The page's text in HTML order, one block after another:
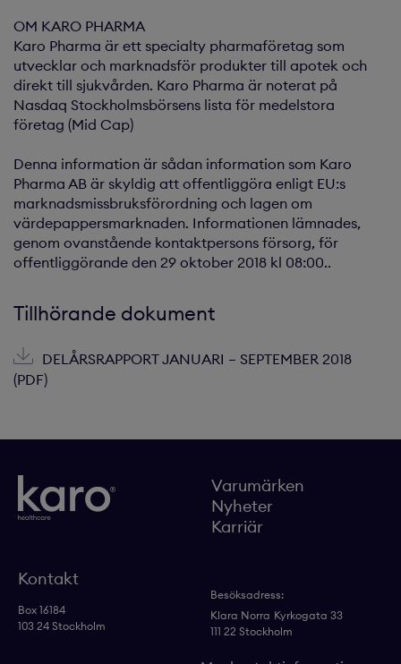
OM KARO PHARMA
Karo Pharma är ett specialty pharmaföretag som
utvecklar och marknadsför produkter till apotek och
direkt till sjukvården. Karo Pharma är noterat på
Nasdaq Stockholmsbörsens lista för medelstora
företag (Mid Cap)
Denna information är sådan information som Karo
Pharma AB är skyldig att offentliggöra enligt EU:s
marknadsmissbruksförordning och lagen om
värdepappersmarknaden. Informationen lämnades,
genom ovanstående kontaktpersons försorg, för
offentliggörande den 29 oktober 2018 kl 08:00..
Tillhörande dokument
DELÅRSRAPPORT JANUARI – SEPTEMBER 2018
(PDF)
Varumärken
Nyheter
Karriär
Kontakt
Box 16184
103 24 Stockholm
Besöksadress:
Klara Norra Kyrkogata 33
111 22 Stockholm